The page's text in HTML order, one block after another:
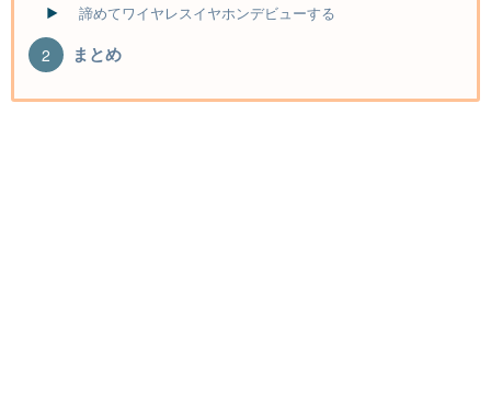
諦めてワイヤレスイヤホンデビューする
まとめ